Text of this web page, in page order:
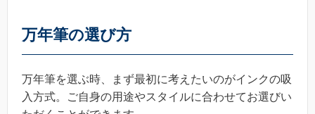
万年筆の選び方
万年筆を選ぶ時、まず最初に考えたいのがインクの吸
入方式。ご自身の用途やスタイルに合わせてお選びい